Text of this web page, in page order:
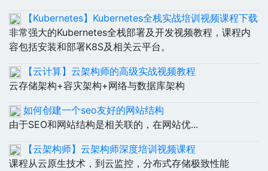
【Kubernetes】Kubernetes全栈实战培训视频课程下载
非常强大的Kubernetes全栈部署及开发视频教程，课程内
容包括安装和部署K8S及相关云平台。
【云计算】云架构师的高级实战视频教程
云存储架构+容灾架构+网络与数据库架构
如何创建一个seo友好的网站结构
由于SEO和网站结构是相关联的，在网站优...
【云架构师】云架构师深度培训视频课程
课程从云原生技术，到云监控，分布式存储极致性能